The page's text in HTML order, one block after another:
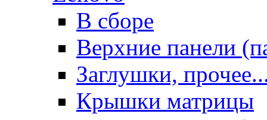
В сборе
Верхние панели
Заглушки,
Крышки матрицы